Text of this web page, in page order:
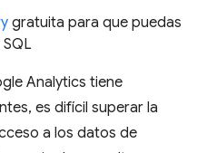
gratuita para que puedas
Analytics tiene
es difícil superar la
a los datos de